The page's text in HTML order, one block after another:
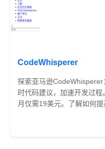
CodeWhisperer
探索亚马逊
时代码建议，加速开发过
月仅需19美元。了解如何提